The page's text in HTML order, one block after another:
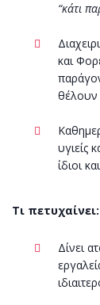
“κάτι
και
θέλουν
υγιείς
ίδιοι
Τι πετυχαίνει:
Δίνει